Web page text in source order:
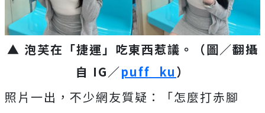
▲ 泡芙在「捷運」吃東西惹議。（圖／翻攝
自 IG／puff_ku）
照片一出，不少網友質疑：「怎麼打赤腳